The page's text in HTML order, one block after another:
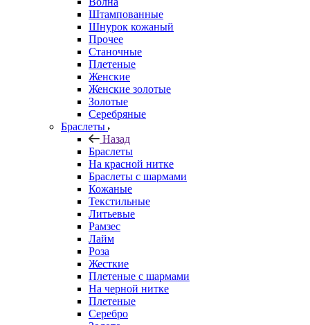
Штампованные
Шнурок кожаный
Прочее
Станочные
Плетеные
Женские
Женские золотые
Золотые
Серебряные
Браслеты
Назад
Браслеты
На красной нитке
Браслеты с шармами
Кожаные
Текстильные
Литьевые
Рамзес
Лайм
Роза
Жесткие
Плетеные с шармами
На черной нитке
Плетеные
Серебро